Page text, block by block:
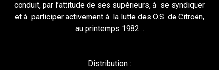
conduit, par l’attitude de ses supérieurs, à se syndiquer
et à participer activement à la lutte des O.S. de Citroën,
au printemps 1982…
Distribution :